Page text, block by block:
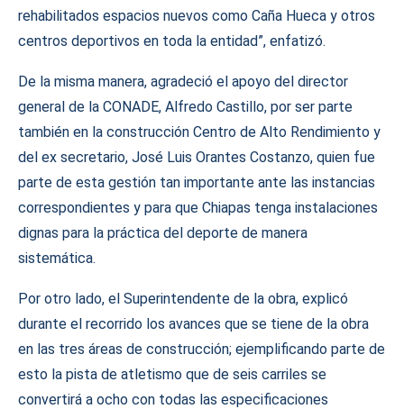
rehabilitados espacios nuevos como Caña Hueca y otros
centros deportivos en toda la entidad”, enfatizó.
De la misma manera, agradeció el apoyo del director
general de la CONADE, Alfredo Castillo, por ser parte
también en la construcción Centro de Alto Rendimiento y
del ex secretario, José Luis Orantes Costanzo, quien fue
parte de esta gestión tan importante ante las instancias
correspondientes y para que Chiapas tenga instalaciones
dignas para la práctica del deporte de manera
sistemática.
Por otro lado, el Superintendente de la obra, explicó
durante el recorrido los avances que se tiene de la obra
en las tres áreas de construcción; ejemplificando parte de
esto la pista de atletismo que de seis carriles se
convertirá a ocho con todas las especificaciones